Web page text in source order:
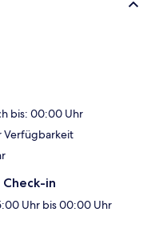
bis: 00:00 Uhr
Verfügbarkeit
in
Uhr bis 00:00 Uhr